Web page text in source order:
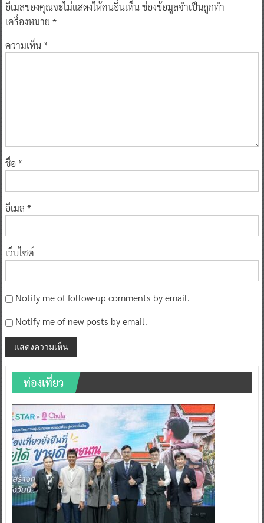
อีเมลของคุณจะไม่แสดงให้คนอื่นเห็นช่องข้อมูลจำเป็นถูกทำ
เครื่องหมาย *
ความเห็น*
ชื่อ *
อีเมล *
เว็บไซต์
Notify me of follow-up comments by email.
Notify me of new posts by email.
ท่องเที่ยว